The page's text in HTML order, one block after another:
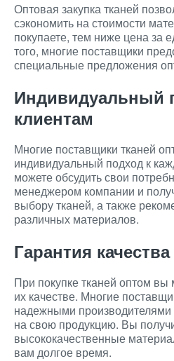
Оптовая закупка тканей
сэкономить на стоимости
покупаете, тем ниже цена за
того, многие поставщики
специальные предложения
Индивидуальный
клиентам
Многие поставщики тканей
индивидуальный подход к
можете обсудить свои
менеджером компании и
выбору тканей, а также
различных материалов.
Гарантия качества
При покупке тканей оптом
их качестве. Многие
надежными производителями
на свою продукцию. Вы
высококачественные
вам долгое время.